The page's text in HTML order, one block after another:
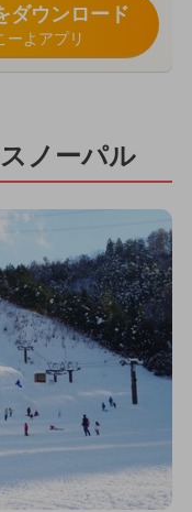
ダウンロード
ーよアプリ
ノーパル